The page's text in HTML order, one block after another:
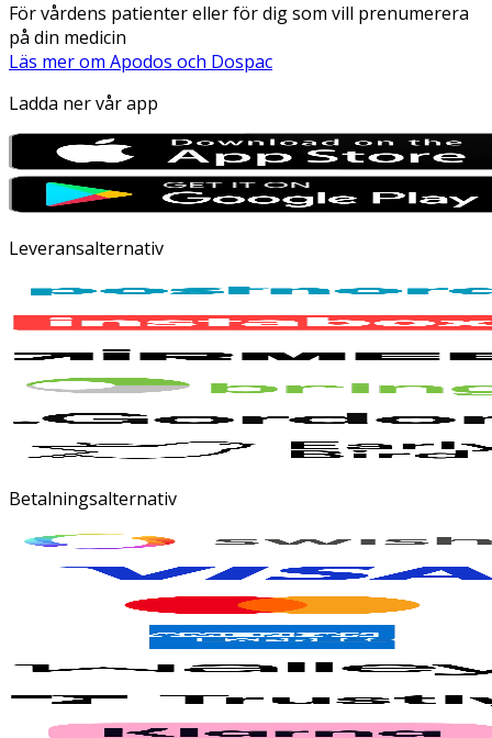
För vårdens patienter eller för dig som vill prenumerera
på din medicin
Läs mer om Apodos och Dospac
Ladda ner vår app
Leveransalternativ
Betalningsalternativ